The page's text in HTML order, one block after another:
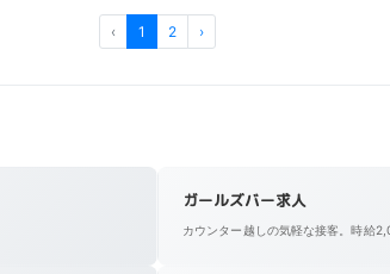
‹ 1 2 ›
ガールズバー求人
カウンター越しの気軽な接客。時給